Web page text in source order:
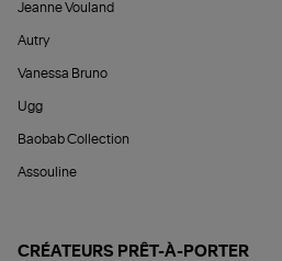
Jeanne Vouland
Autry
Vanessa Bruno
Ugg
Baobab Collection
Assouline
CRÉATEURS PRÊT-À-PORTER